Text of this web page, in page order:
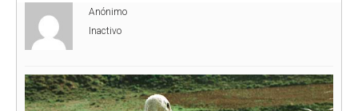
Anónimo
Inactivo